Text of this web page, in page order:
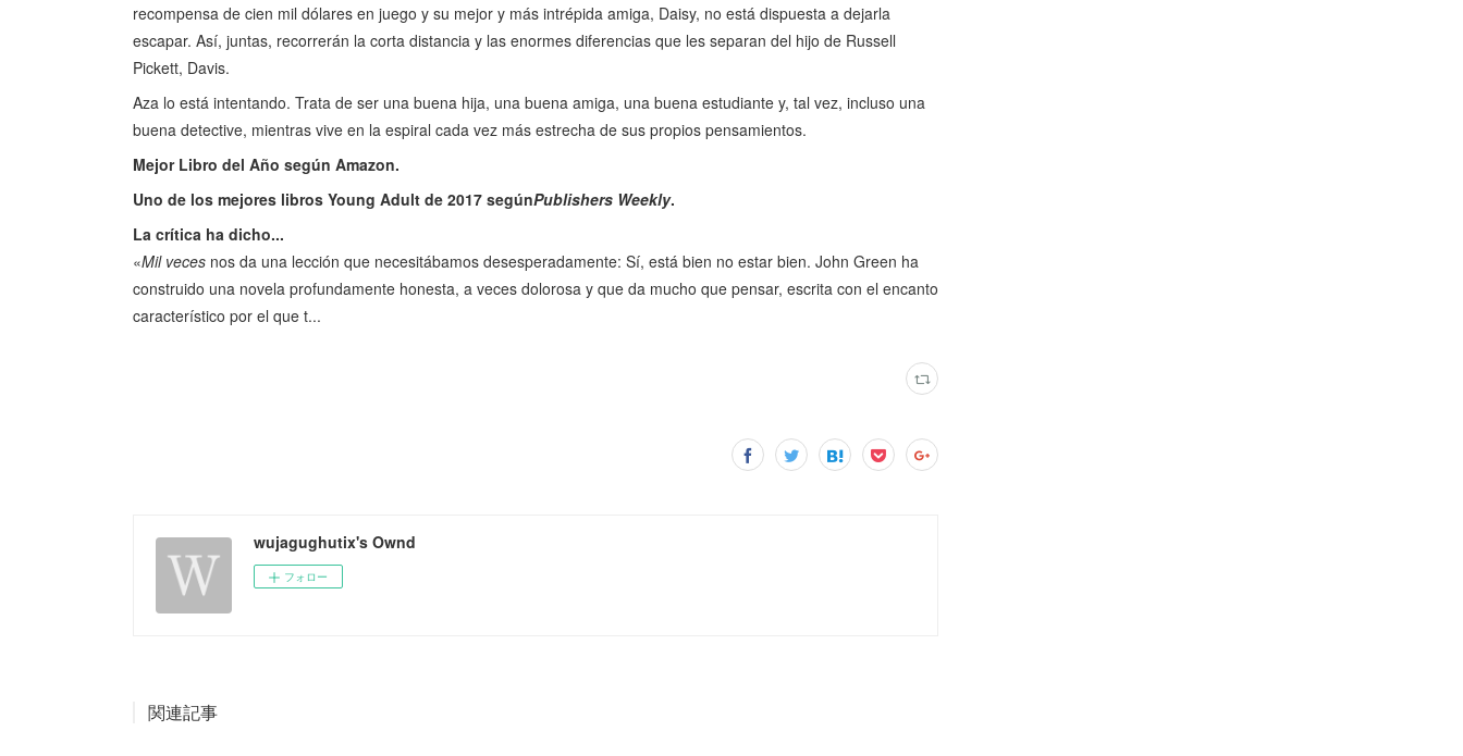
recompensa de cien mil dólares en juego y su mejor y más intrépida amiga, Daisy, no está dispuesta a dejarla
escapar. Así, juntas, recorrerán la corta distancia y las enormes diferencias que les separan del hijo de Russell
Pickett, Davis.
Aza lo está intentando. Trata de ser una buena hija, una buena amiga, una buena estudiante y, tal vez, incluso una
buena detective, mientras vive en la espiral cada vez más estrecha de sus propios pensamientos.
Mejor Libro del Año según Amazon.
Uno de los mejores libros Young Adult de 2017 segúnPublishers Weekly.
La crítica ha dicho...
«Mil veces nos da una lección que necesitábamos desesperadamente: Sí, está bien no estar bien. John Green ha
construido una novela profundamente honesta, a veces dolorosa y que da mucho que pensar, escrita con el encanto
característico por el que t...
wujagughutix's Ownd
フォロー
関連記事